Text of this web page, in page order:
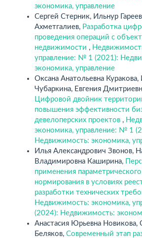
экономика, управление
Сергей Стерник, Ильнур
Ахметгалиев, Разработка
проведения операций с
недвижимости ,
управление: № 1 (2021):
экономика, управление
Оксана Анатольевна
Чубаркина, Евгения
Цифровой двойник
повышения эффективности
девелоперских проектов ,
экономика, управление: № 1
Недвижимость: экономика,
Илья Александрович Звонов,
Владимировна Каширина,
применения
нормирования в условиях
разработки технических
Недвижимость: экономика,
(2024): Недвижимость:
Анастасия Юрьевна Новикова,
Беляков, Современный этап